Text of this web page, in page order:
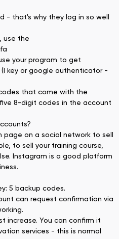
- that's why they log in so well
use the
your program to get
key or google authenticator -
that come with the
8-digit codes in the account
page on a social network to sell
to sell your training course,
Instagram is a good platform
5 backup codes.
can request confirmation via
increase. You can confirm it
services - this is normal